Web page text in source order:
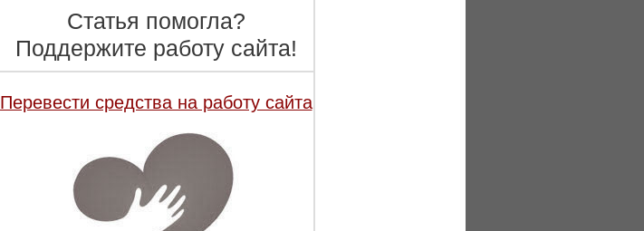
Статья помогла?
Поддержите работу сайта!
Перевести средства на работу сайта